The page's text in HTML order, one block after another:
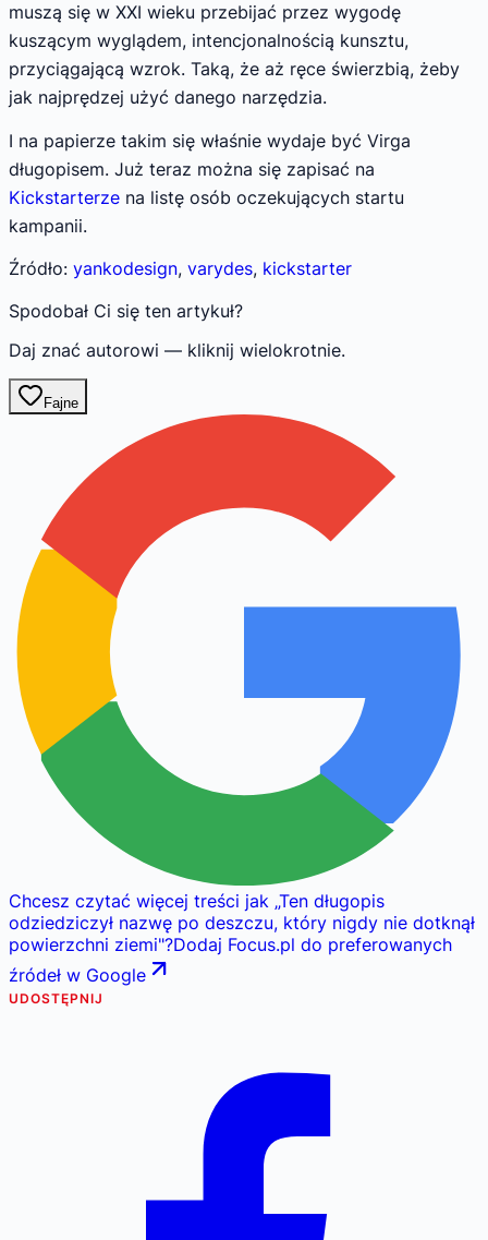
muszą się w XXI wieku przebijać przez wygodę
kuszącym wyglądem, intencjonalnością kunsztu,
przyciągającą wzrok. Taką, że aż ręce świerzbią, żeby
jak najprędzej użyć danego narzędzia.
I na papierze takim się właśnie wydaje być Virga
długopisem. Już teraz można się zapisać na
Kickstarterze na listę osób oczekujących startu
kampanii.
Źródło: yankodesign, varydes, kickstarter
Spodobał Ci się ten artykuł?
Daj znać autorowi — kliknij wielokrotnie.
Fajne
Chcesz czytać więcej treści jak „Ten długopis
odziedziczył nazwę po deszczu, który nigdy nie dotknął
powierzchni ziemi"?Dodaj Focus.pl do preferowanych
źródeł w Google
UDOSTĘPNIJ